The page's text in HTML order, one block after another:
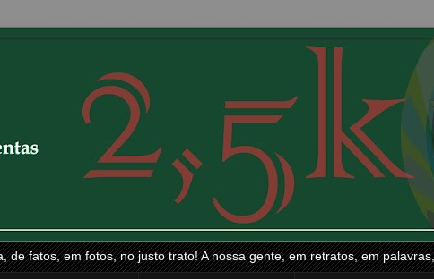
de fatos, em fotos, no justo trato! A nossa gente, em retratos, em